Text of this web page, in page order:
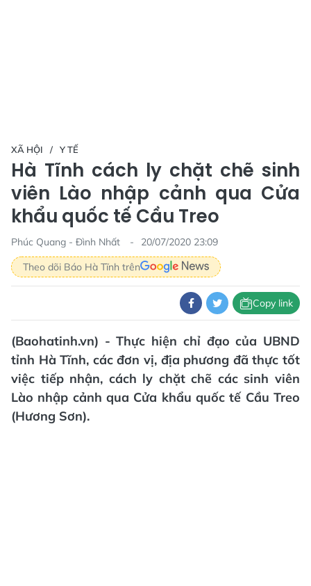
XÃ HỘI Y TẾ
Hà Tĩnh cách ly chặt chẽ sinh
viên Lào nhập cảnh qua Cửa
khẩu quốc tế Cầu Treo
Phúc Quang - Đình Nhất
20/07/2020 23:09
Theo dõi Báo Hà Tĩnh trên
Copy link
(Baohatinh.vn) - Thực hiện chỉ đạo của UBND
tỉnh Hà Tĩnh, các đơn vị, địa phương đã thực tốt
việc tiếp nhận, cách ly chặt chẽ các sinh viên
Lào nhập cảnh qua Cửa khẩu quốc tế Cầu Treo
(Hương Sơn).